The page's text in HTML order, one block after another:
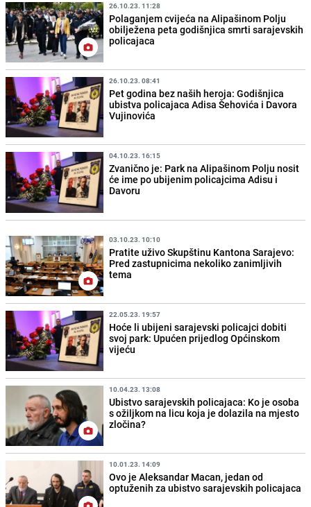
26.10.23. 11:28
Polaganjem cvijeća na Alipašinom Polju
obilježena peta godišnjica smrti sarajevskih
policajaca
26.10.23. 08:41
Pet godina bez naših heroja: Godišnjica
ubistva policajaca Adisa Šehovića i Davora
Vujinovića
04.10.23. 16:15
Zvanično je: Park na Alipašinom Polju nosit
će ime po ubijenim policajcima Adisu i
Davoru
03.10.23. 10:10
Pratite uživo Skupštinu Kantona Sarajevo:
Pred zastupnicima nekoliko zanimljivih
tema
22.05.23. 19:57
Hoće li ubijeni sarajevski policajci dobiti
svoj park: Upućen prijedlog Općinskom
vijeću
10.04.23. 13:08
Ubistvo sarajevskih policajaca: Ko je osoba
s ožiljkom na licu koja je dolazila na mjesto
zločina?
10.01.23. 14:09
Ovo je Aleksandar Macan, jedan od
optuženih za ubistvo sarajevskih policajaca